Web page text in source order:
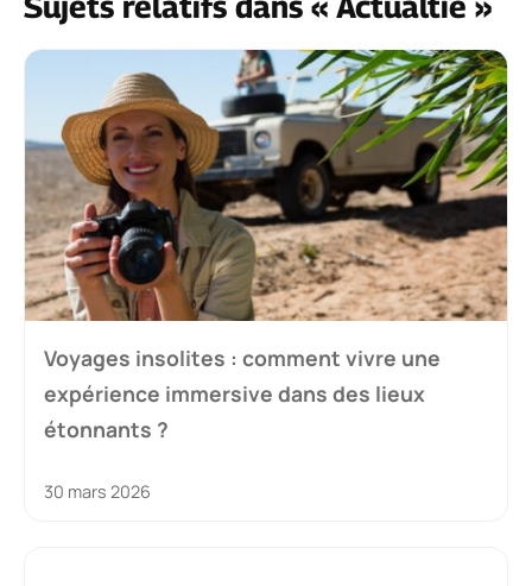
Voyages insolites : comment vivre une
expérience immersive dans des lieux
étonnants ?
30 mars 2026